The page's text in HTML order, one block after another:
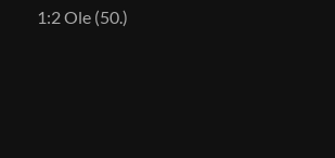
1:2 Ole (50.)